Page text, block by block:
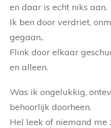
en daar is echt niks aan.
Ik ben door verdriet,
gegaan..
Flink door elkaar
en alleen.
Was ik ongelukkig,
behoorlijk doorheen.
Hel leek of niemand